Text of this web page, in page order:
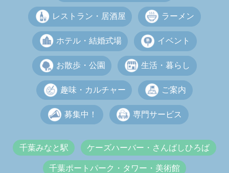
レストラン・居酒屋 ラーメン
ホテル・結婚式場 イベント
お散歩・公園 生活・暮らし
趣味・カルチャー ご案内
募集中！ 専門サービス
千葉みなと駅 ケーズハーバー・さんばしひろば
千葉ポートパーク・タワー・美術館